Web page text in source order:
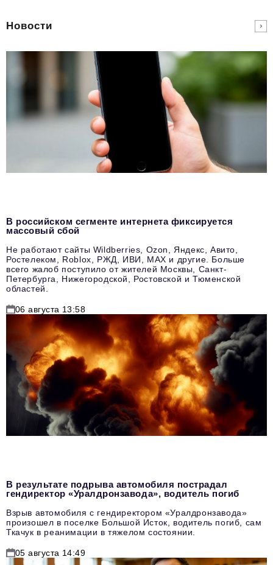
Новости
В российском сегменте интернета фиксируется
массовый сбой
Не работают сайты Wildberries, Ozon, Яндекс, Авито,
Ростелеком, Roblox, РЖД, ИВИ, MAX и другие. Больше
всего жалоб поступило от жителей Москвы, Санкт-
Петербурга, Нижегородской, Ростовской и Тюменской
областей.
06 августа 13:58
В результате подрыва автомобиля пострадал
гендиректор «Уралдронзавода», водитель погиб
Взрыв автомобиля с гендиректором «Уралдронзавода»
произошел в поселке Большой Исток, водитель погиб, сам
Ткачук в реанимации в тяжелом состоянии.
05 августа 14:49